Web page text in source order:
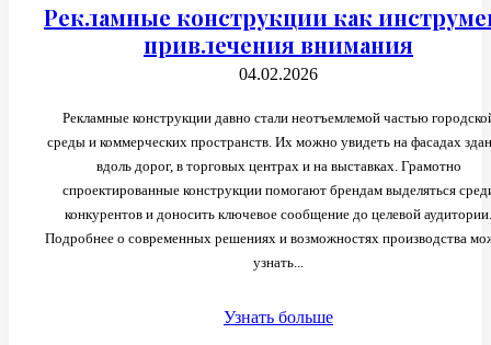
Рекламные конструкции как
привлечения внимания
04.02.2026
Рекламные конструкции давно стали неотъемлемой частью
среды и коммерческих пространств. Их можно увидеть на фасадах
вдоль дорог, в торговых центрах и на выставках. Грамотно
спроектированные конструкции помогают брендам выделяться
конкурентов и доносить ключевое сообщение до целевой аудитории.
Подробнее о современных решениях и возможностях производства
узнать...
Узнать больше